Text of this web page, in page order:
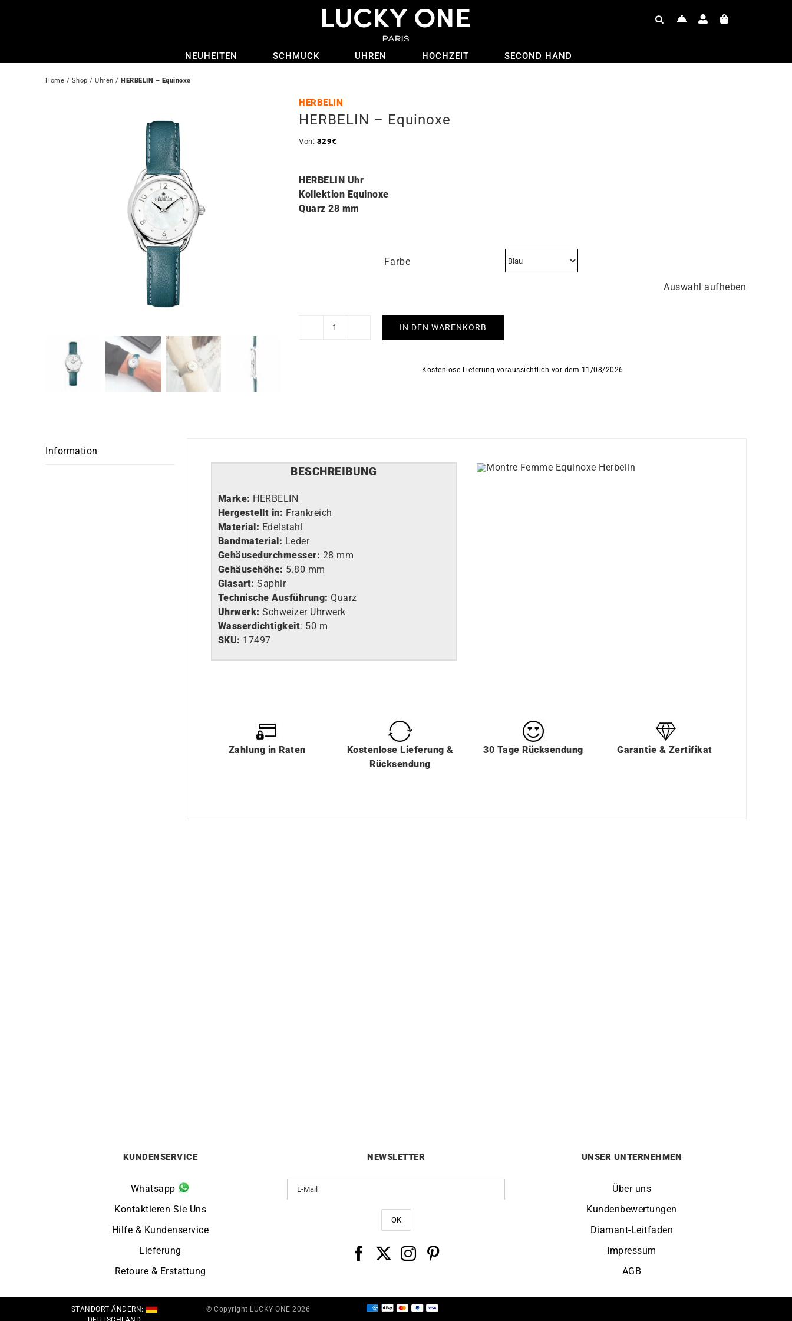
NEUHEITEN SCHMUCK UHREN HOCHZEIT SECOND HAND
Home / Shop / Uhren / HERBELIN – Equinoxe
HERBELIN
HERBELIN – Equinoxe
Von: 329€
HERBELIN Uhr
Kollektion Equinoxe
Quarz 28 mm
Farbe
Auswahl aufheben
HERBELIN
IN DEN WARENKORB
Kostenlose Lieferung voraussichtlich vor dem 11/08/2026
Information
BESCHREIBUNG
Marke: HERBELIN
Hergestellt in: Frankreich
Material: Edelstahl
Bandmaterial: Leder
Gehäusedurchmesser: 28 mm
Gehäusehöhe: 5.80 mm
Glasart: Saphir
Technische Ausführung: Quarz
Uhrwerk: Schweizer Uhrwerk
Wasserdichtigkeit: 50 m
SKU: 17497
Zahlung inRaten
Kostenlose Lieferung &
Rücksendung
30 Tage Rücksendung Garantie & Zertifikat
KUNDENSERVICE
Whatsapp
Kontaktieren Sie Uns
Hilfe & Kundenservice
Lieferung
Retoure & Erstattung
NEWSLETTER UNSER UNTERNEHMEN
Über uns
Kundenbewertungen
Diamant-Leitfaden
Impressum
AGB
STANDORT ÄNDERN:
© Copyright LUCKY ONE 2026